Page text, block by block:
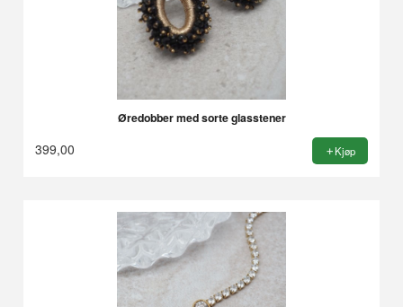
Øredobber med sorte glasstener
399,00 Kjøp